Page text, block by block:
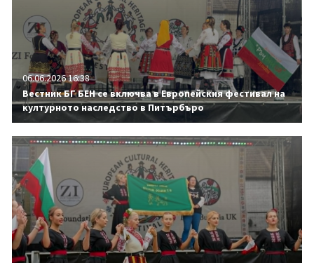
06.06.2026 16:38
Вестник БГ БЕН се включва в Европейския фестивал на
културното наследство в Питърбъро